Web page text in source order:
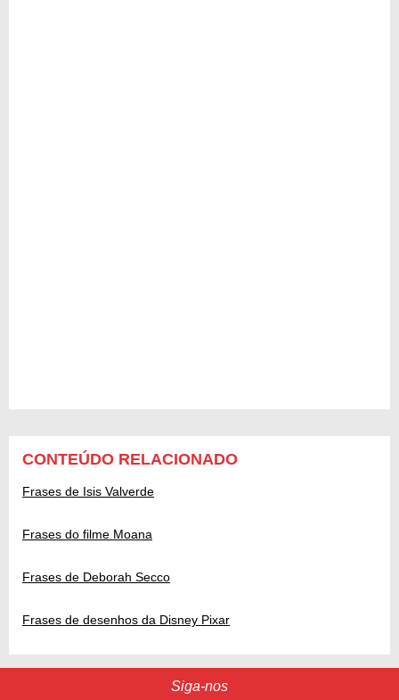
CONTEÚDO RELACIONADO
Frases de Isis Valverde
Frases do filme Moana
Frases de Deborah Secco
Frases de desenhos da Disney Pixar
Siga-nos